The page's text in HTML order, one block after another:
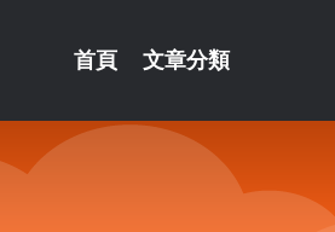
首頁 文章分類